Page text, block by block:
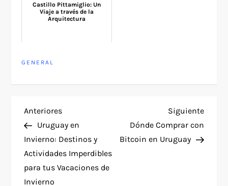
Castillo Pittamiglio: Un
Viaje a través de la
Arquitectura
GENERAL
N
a
v
Entrada
anterior
Anteriores
Uruguay en
Invierno: Destinos y
Actividades Imperdibles
para tus Vacaciones de
Invierno
Siguiente
Dónde Comprar con
Bitcoin en Uruguay